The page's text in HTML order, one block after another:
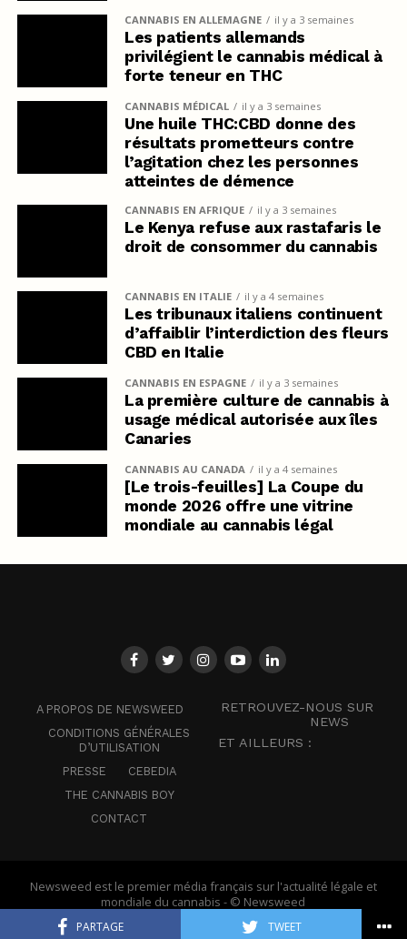
PARTAGE TWEET
CANNABIS EN ALLEMAGNE il y a 3 semaines
Les patients allemands
privilégient le cannabis médical à
forte teneur en THC
CANNABIS MÉDICAL il y a 3 semaines
Une huile THC:CBD donne des
résultats prometteurs contre
l’agitation chez les personnes
atteintes de démence
CANNABIS EN AFRIQUE il y a 3 semaines
Le Kenya refuse aux rastafaris le
droit de consommer du cannabis
CANNABIS EN ITALIE il y a 4 semaines
Les tribunaux italiens continuent
d’affaiblir l’interdiction des fleurs
CBD en Italie
CANNABIS EN ESPAGNE il y a 3 semaines
La première culture de cannabis à
usage médical autorisée aux îles
Canaries
CANNABIS AU CANADA il y a 4 semaines
[Le trois-feuilles] La Coupe du
monde 2026 offre une vitrine
mondiale au cannabis légal
A PROPOS DE NEWSWEED
CONDITIONS GÉNÉRALES
D’UTILISATION
PRESSE
CEBEDIA
THE CANNABIS BOY
CONTACT
RETROUVEZ-NOUS SUR
NEWS
ET AILLEURS :
Newsweed est le premier média français sur l'actualité légale et
mondiale du cannabis - © Newsweed